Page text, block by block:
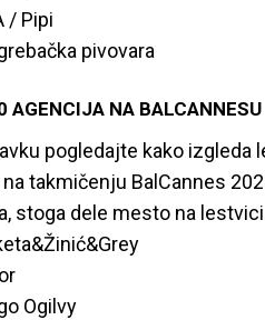
/ Pipi
pivovara
AGENCIJA NA BALCANNESU
pogledajte kako
takmičenju BalCannes
stoga dele mesto na
Ogilvy